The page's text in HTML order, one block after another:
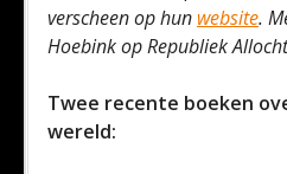
verscheen op hun website.
Hoebink op Republiek
Twee recente boeken
wereld: